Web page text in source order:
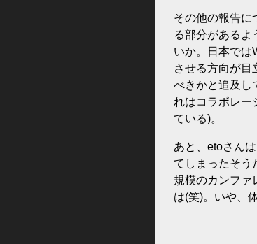
その他の報告に
る部分があるよ
いか。日本では
させる方向が目
べきかと追及し
れはコラボレ
ている)。
あと、etoさん
てしまったそう
規模のカンファ
は(笑)。いや、